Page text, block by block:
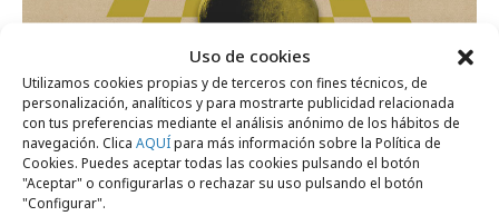
Uso de cookies
Utilizamos cookies propias y de terceros con fines técnicos, de
personalización, analíticos y para mostrarte publicidad relacionada
con tus preferencias mediante el análisis anónimo de los hábitos de
navegación. Clica AQUÍpara más información sobre la Política de
Cookies. Puedes aceptar todas las cookies pulsando el botón
"Aceptar" o configurarlas o rechazar su uso pulsando el botón
"Configurar".
martes, 20 de junio 2023
Las indies catalanas también abrazan los
vientos de cambio